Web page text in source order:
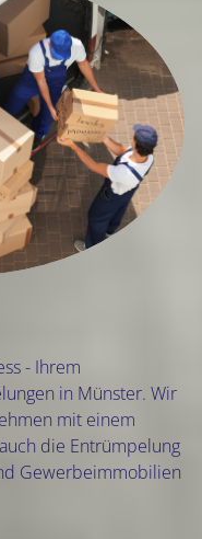
- Ihrem
in Münster. Wir
mit einem
die Entrümpelung
Gewerbeimmobilien